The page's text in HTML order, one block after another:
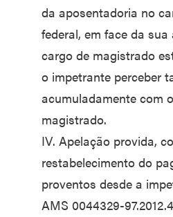
da aposentadoria no
federal, em face da
cargo de magistrado
o impetrante perceber
acumuladamente com
magistrado.
IV. Apelação provida,
restabelecimento do
proventos desde a
AMS 0044329-